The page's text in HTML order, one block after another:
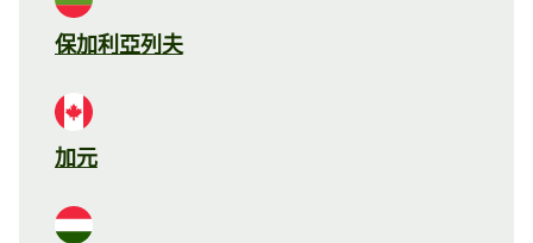
保加利亞列夫
加元